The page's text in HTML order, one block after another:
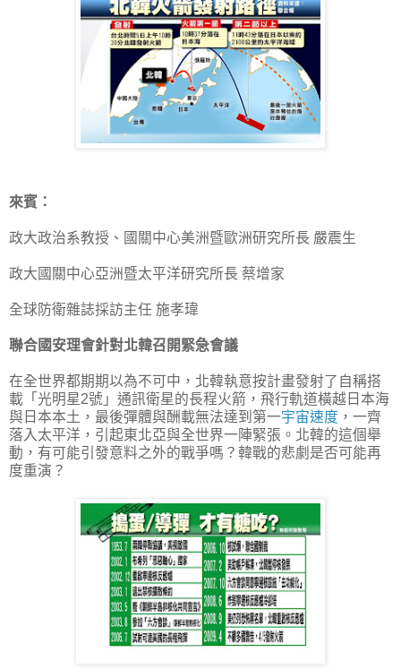
來賓：
政大政治系教授、國關中心美洲暨歐洲研究所長 嚴震生
政大國關中心亞洲暨太平洋研究所長 蔡增家
全球防衛雜誌採訪主任 施孝瑋
聯合國安理會針對北韓召開緊急會議
在全世界都期期以為不可中，北韓執意按計畫發射了自稱搭
載「光明星2號」通訊衛星的長程火箭，飛行軌道橫越日本海
與日本本土，最後彈體與酬載無法達到第一宇宙速度 ，一齊
落入太平洋，引起東北亞與全世界一陣緊張。北韓的這個舉
動，有可能引發意料之外的戰爭嗎？韓戰的悲劇是否可能再
度重演？